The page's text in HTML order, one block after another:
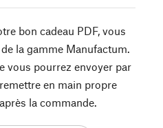
bon cadeau PDF, vous
la gamme Manufactum.
vous pourrez envoyer par
en main propre
la commande.